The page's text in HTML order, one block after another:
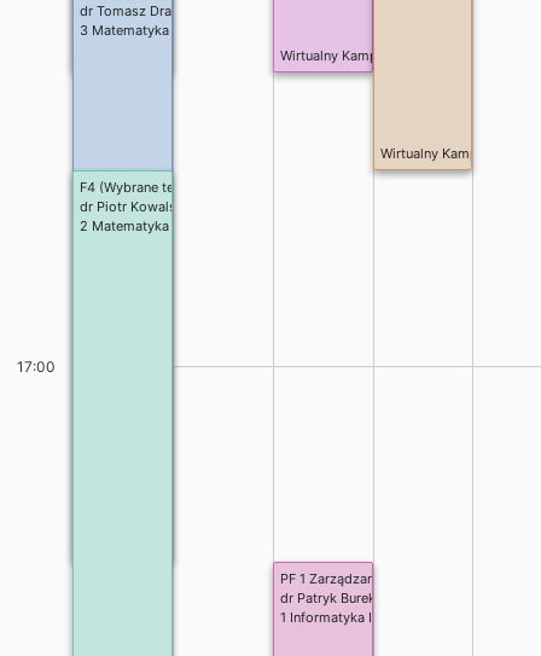
17:00
Wirtualny Kampus/Teams
Wirtualny Kampus/Teams
dr Tomasz Drab
3 Matematyka w Finansach I st. spec.metody statystyczne w finansach
F4 (Wybrane techniki wielowymiarowej analizy danych)
dr Piotr Kowalski
2 Matematyka II st.
PF 1 Zarządzanie produktami IT z
dr Patryk Burek
1 Informatyka II st.